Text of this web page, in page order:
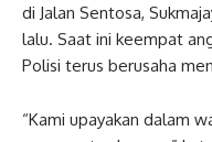
di Jalan Sentosa,
lalu. Saat ini keempat
Polisi terus berusaha
“Kami upayakan dalam